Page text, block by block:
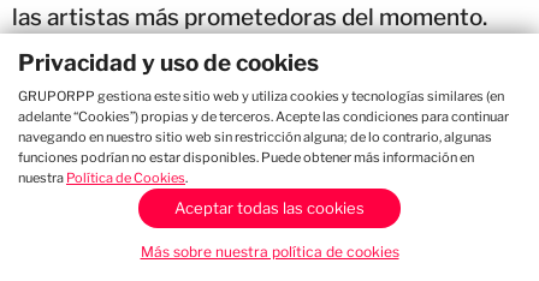
las artistas más prometedoras del momento.
08. Kato-Turn The
Lights Off
Con un sonido envolvente, "Turn The Lights
" continúa ganando cada vez más fanáticos.
Privacidad y uso de cookies
GRUPORPP gestiona este sitio web y utiliza cookies y tecnologías similares (en
adelante “Cookies”) propias y de terceros. Acepte las condiciones para continuar
navegando en nuestro sitio web sin restricción alguna; de lo contrario, algunas
funciones podrían no estar disponibles. Puede obtener más información en
nuestra Política de Cookies.
Aceptar todas las cookies
Más sobre nuestra política de cookies